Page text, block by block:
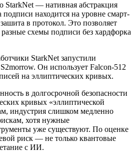
StarkNet — нативная абстракция
подписи находится на уровне смарт-
в протокол. Это позволяет
схемы подписи без хардфорка
StarkNet запустили
Он использует Falcon-512
на эллиптических кривых.
в долгосрочной безопасности
кривых «эллиптической
индустрия слишком медленно
хотя нужные
уже существуют. По оценке
риск — не только квантовые
с ИИ.